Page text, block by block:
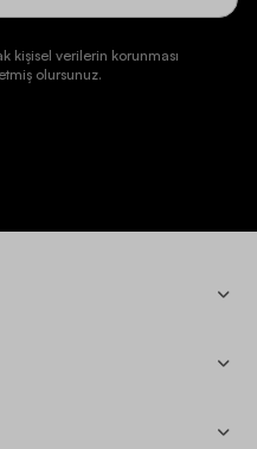
kişisel verilerin korunması
olursunuz.